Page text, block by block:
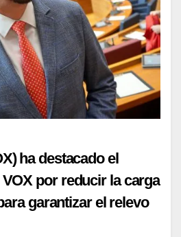
ha destacado el
por reducir la carga
garantizar el relevo